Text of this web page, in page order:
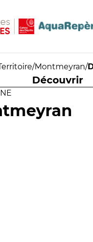
/Montmeyran/
Découvrir